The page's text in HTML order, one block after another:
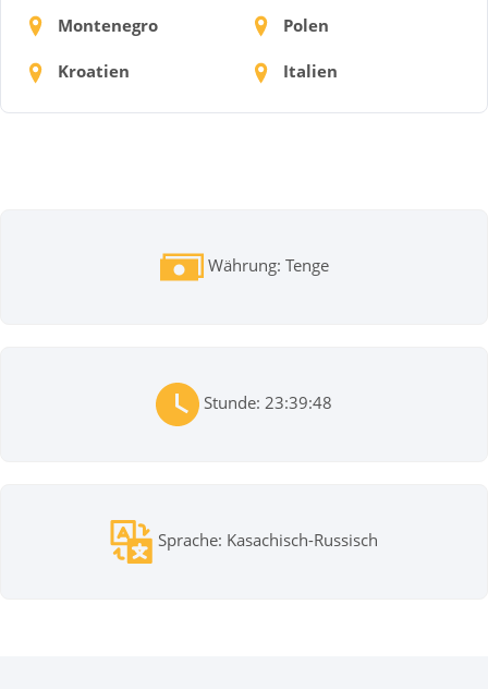
Montenegro Polen
Kroatien Italien
Währung: Tenge
Stunde: 23:39:48
Sprache: Kasachisch-Russisch